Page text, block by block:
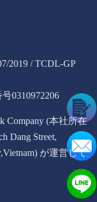
2019 / TCDL-GP
0310972206
Company (本社所在
Dang Street,
が運営して